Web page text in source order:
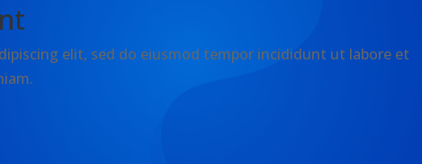
elit, sed do eiusmod tempor incididunt ut labore et